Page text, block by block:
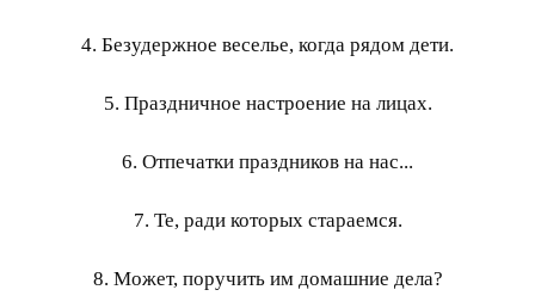
4. Безудержное веселье, когда рядом дети.
5. Праздничное настроение на лицах.
6. Отпечатки праздников на нас...
7. Те, ради которых стараемся.
8. Может, поручить им домашние дела?